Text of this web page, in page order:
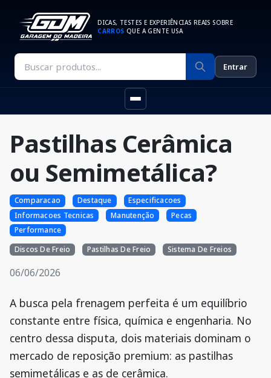
DICAS, TESTES E EXPERIÊNCIAS REAIS SOBRE
CARROS QUE A GENTE USA
Entrar
Pastilhas Cerâmica
ou Semimetálica?
Comparacao Destaque
Especificacoes
Informacoes Tecnicas
Manutenção
Pecas
Performance
Discos De Freio
Pastilhas De Freio Sistema De Freios
06/06/2026
A busca pela frenagem perfeita é um equilíbrio
constante entre física, química e engenharia. No
centro dessa disputa, dois materiais dominam o
mercado de reposição premium: as pastilhas
semimetálicas e as de cerâmica.